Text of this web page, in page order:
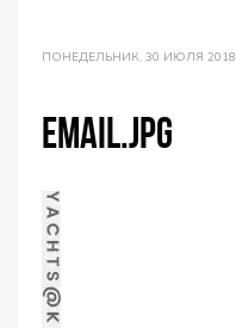
ПОНЕДЕЛЬНИК, 30 ИЮЛЯ 2018
email.jpg